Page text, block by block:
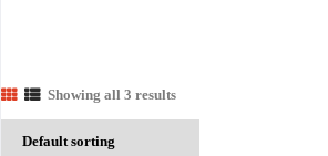
Showing all 3 results